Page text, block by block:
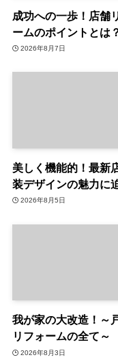
成功への一歩！店舗
ームのポイントとは
2026年8月7日
美しく機能的！最新
装デザインの魅力に
2026年8月5日
我が家の大改造！～
リフォームの全て～
2026年8月3日